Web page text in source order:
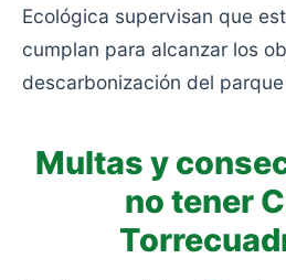
Ecológica supervisan que
cumplan para alcanzar los
descarbonización del
Multas y
no tener